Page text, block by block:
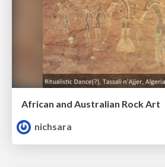
African and Australian Rock Art
nichsara